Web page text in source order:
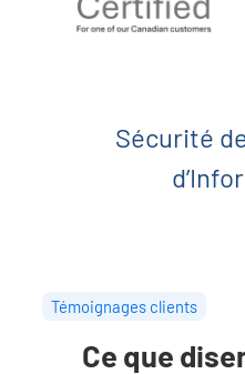
Sécurité
Témoignages clients
Ce que